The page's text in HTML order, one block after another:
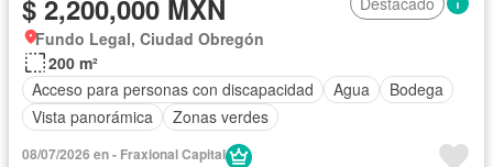
$ 2,200,000 MXN
Fundo Legal, Ciudad Obregón
200 m²
Acceso para personas con discapacidad
Agua
Bodega
Vista panorámica
Zonas verdes
08/07/2026 en - Fraxional Capital